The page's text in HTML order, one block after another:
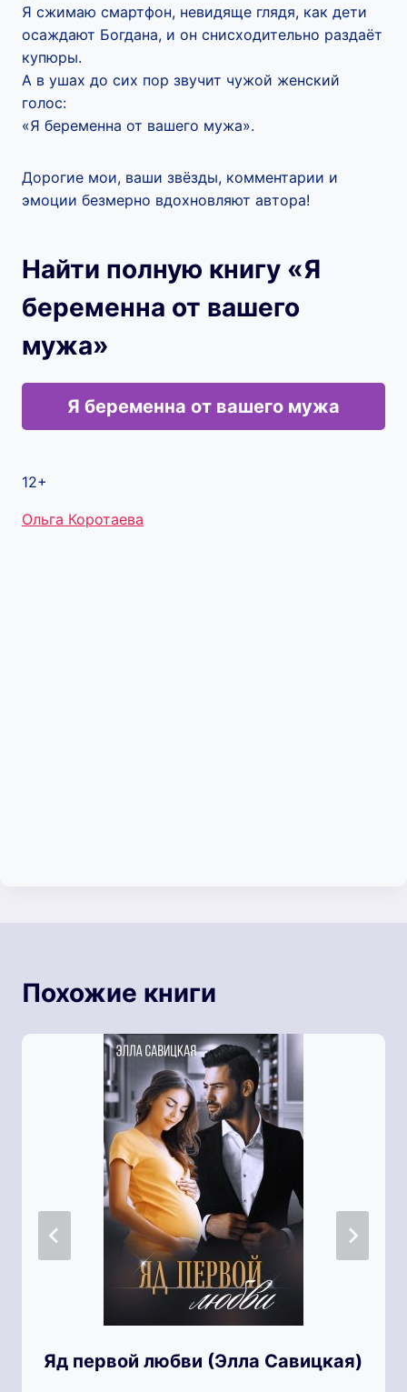
Я сжимаю смартфон, невидяще глядя, как дети
осаждают Богдана, и он снисходительно раздаёт
купюры.
А в ушах до сих пор звучит чужой женский
голос:
«Я беременна от вашего мужа».
Дорогие мои, ваши звёзды, комментарии и
эмоции безмерно вдохновляют автора!
Найти полную книгу «Я
беременна от вашего
мужа»
Я беременна от вашего мужа
12+
Метки
Ольга Коротаева
Похожие книги
Яд первой любви (Элла Савицкая)